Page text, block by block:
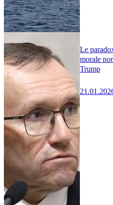
Le
morale
Trump